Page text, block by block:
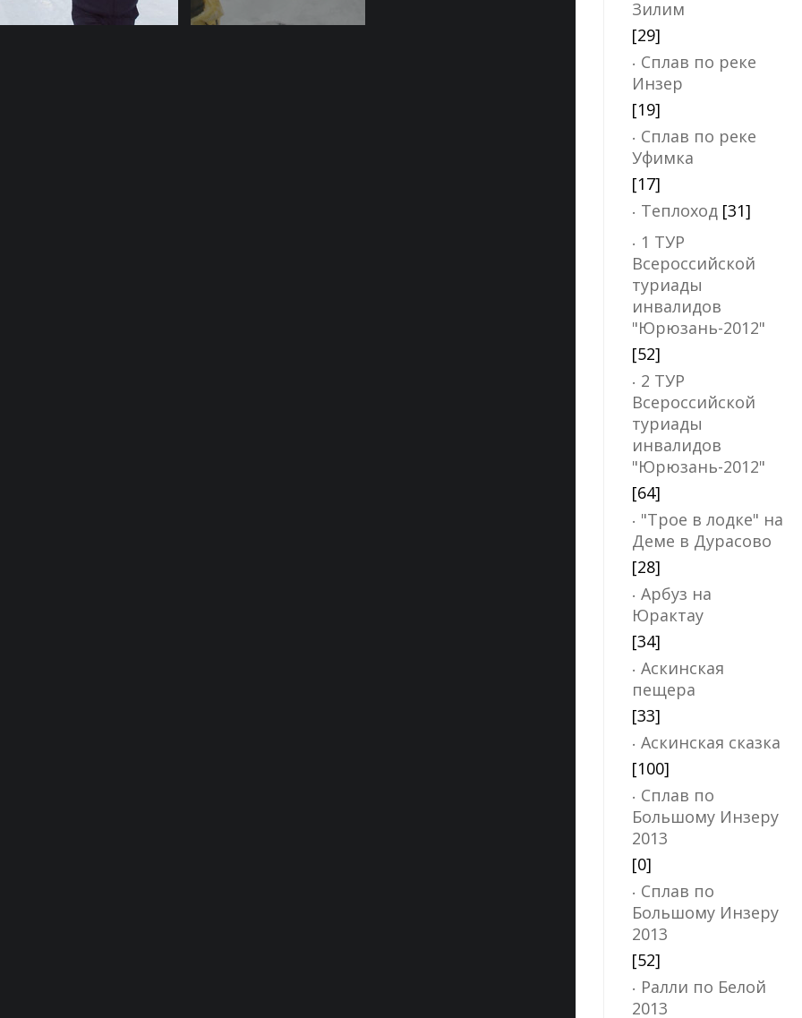
Зилим
[29]
Сплав по реке
Инзер
[19]
Сплав по реке
Уфимка
[17]
Теплоход [31]
1 ТУР
Всероссийской
туриады
инвалидов
"Юрюзань-2012"
[52]
2 ТУР
Всероссийской
туриады
инвалидов
"Юрюзань-2012"
[64]
"Трое в лодке" на
Деме в Дурасово
[28]
Арбуз на
Юрактау
[34]
Аскинская
пещера
[33]
Аскинская сказка
[100]
Сплав по
Большому Инзеру
2013
[0]
Сплав по
Большому Инзеру
2013
[52]
Ралли по Белой
2013